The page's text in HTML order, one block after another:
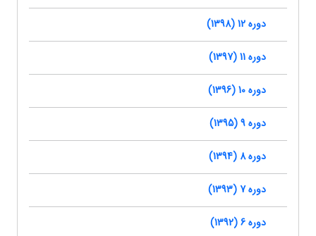
دوره 12 (1398)
دوره 11 (1397)
دوره 10 (1396)
دوره 9 (1395)
دوره 8 (1394)
دوره 7 (1393)
دوره 6 (1392)